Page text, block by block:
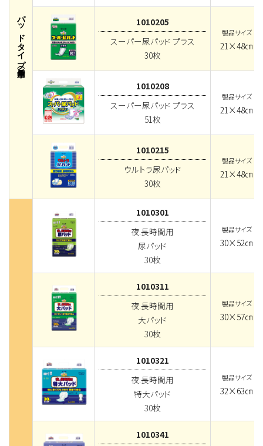
パッドタイプ（中量用）
1010205
スーパー尿パッド プラス
30枚
製品サイズ
21×48㎝
1010208
スーパー尿パッド プラス
51枚
製品サイズ
21×48㎝
1010215
ウルトラ尿パッド
30枚
製品サイズ
21×48㎝
1010301
夜.長時間用
尿パッド
30枚
製品サイズ
30×52㎝
1010311
夜.長時間用
大パッド
30枚
製品サイズ
30×57㎝
1010321
夜.長時間用
特大パッド
30枚
製品サイズ
32×63㎝
1010341